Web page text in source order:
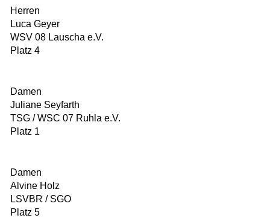
Herren
Luca Geyer
WSV 08 Lauscha e.V.
Platz 4
Damen
Juliane Seyfarth
TSG / WSC 07 Ruhla e.V.
Platz 1
Damen
Alvine Holz
LSVBR / SGO
Platz 5